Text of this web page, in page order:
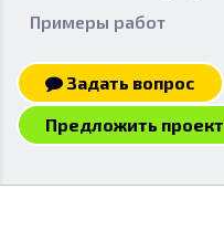
Примеры работ
Задать вопрос
Предложить проект